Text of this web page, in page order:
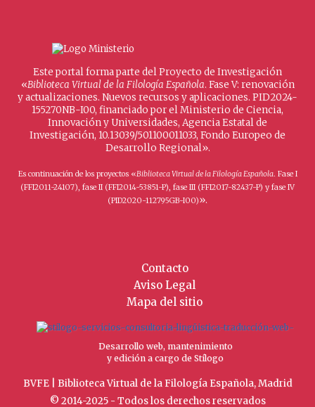
Este portal forma parte del Proyecto de Investigación
«Biblioteca Virtual de la Filología Española. Fase V: renovación
y actualizaciones. Nuevos recursos y aplicaciones. PID2024-
155270NB-I00, financiado por el Ministerio de Ciencia,
Innovación y Universidades, Agencia Estatal de
Investigación, 10.13039/501100011033, Fondo Europeo de
Desarrollo Regional».
Es continuación de los proyectos «Biblioteca Virtual de la Filología Española. Fase I
(FFI2011-24107), fase II (FFI2014-53851-P), fase III (FFI2017-82437-P) y fase IV
(PID2020-112795GB-I00)».
Contacto
Aviso Legal
Mapa del sitio
Desarrollo web, mantenimiento
y edición a cargo de Stílogo
BVFE | Biblioteca Virtual de la Filología Española, Madrid
© 2014-2025 - Todos los derechos reservados